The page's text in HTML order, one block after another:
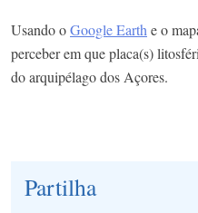
Usando oGoogle Earthe o
perceber em que placa(s)
do arquipélago dos Açores.
Partilha